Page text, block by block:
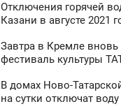
Отключения горячей
Казани в августе 2021
Завтра в Кремле вновь
фестиваль культуры
В домах Ново-
на сутки отключат воду